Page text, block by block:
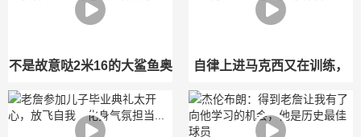
不是故意哒2米16的大鲨鱼奥
尼尔现今尽全力也没法扣篮
了
自律上进马克西又在训练，
看来十分珍惜很老詹打球的
机会